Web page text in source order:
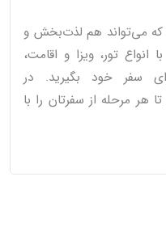
می‌تواند هم لذت‌بخش و
انواع تور، ویزا و اقامت،
سفر خود بگیرید. در
هر مرحله از سفرتان را با